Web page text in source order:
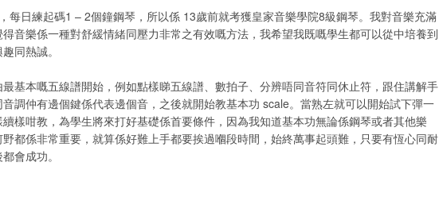
每日練起碼1 – 2個鐘鋼琴，所以係 13歲前就考獲皇家音樂學院8級鋼琴。我對音樂充滿
音樂係一種對舒緩情緒同壓力非常之有效嘅方法，我希望我既嘅學生都可以從中培養到
同熱誠。
基本嘅五線譜開始，例如點樣睇五線譜、數拍子、分辨唔同音符同休止符，跟住講解手
調仲有邊個鍵係代表邊個音，之後就開始教基本功 scale。當熟左就可以開始試下彈一
樣咁教，為學生將來打好基礎係首要條件，因為我知道基本功無論係鋼琴或者其他樂
都係非常重要，就算係好難上手都要挨過嗰段時間，始終萬事起頭難，只要有恆心同耐
會成功。